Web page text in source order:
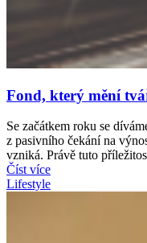
Fond, který mění
Se začátkem roku se
z pasivního čekání na
vzniká. Právě tuto
Číst více
Lifestyle